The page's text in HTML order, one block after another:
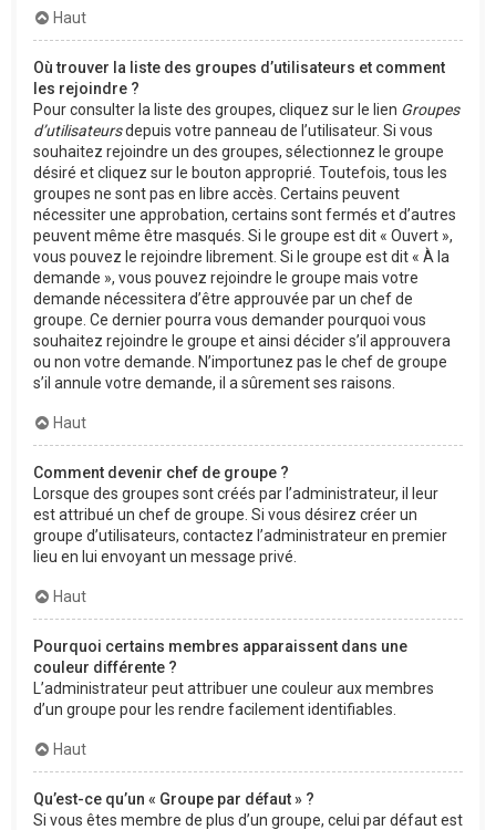
Haut
Où trouver la liste des groupes d’utilisateurs et comment
les rejoindre ?
Pour consulter la liste des groupes, cliquez sur le lien Groupes
d’utilisateursdepuis votre panneau de l’utilisateur. Si vous
souhaitez rejoindre un des groupes, sélectionnez le groupe
désiré et cliquez sur le bouton approprié. Toutefois, tous les
groupes ne sont pas en libre accès. Certains peuvent
nécessiter une approbation, certains sont fermés et d’autres
peuvent même être masqués. Si le groupe est dit « Ouvert »,
vous pouvez le rejoindre librement. Si le groupe est dit « À la
demande », vous pouvez rejoindre le groupe mais votre
demande nécessitera d’être approuvée par un chef de
groupe. Ce dernier pourra vous demander pourquoi vous
souhaitez rejoindre le groupe et ainsi décider s’il approuvera
ou non votre demande. N’importunez pas le chef de groupe
s’il annule votre demande, il a sûrement ses raisons.
Haut
Comment devenir chef de groupe ?
Lorsque des groupes sont créés par l’administrateur, il leur
est attribué un chef de groupe. Si vous désirez créer un
groupe d’utilisateurs, contactez l’administrateur en premier
lieu en lui envoyant un message privé.
Haut
Pourquoi certains membres apparaissent dans une
couleur différente ?
L’administrateur peut attribuer une couleur aux membres
d’un groupe pour les rendre facilement identifiables.
Haut
Qu’est-ce qu’un « Groupe par défaut » ?
Si vous êtes membre de plus d’un groupe, celui par défaut est